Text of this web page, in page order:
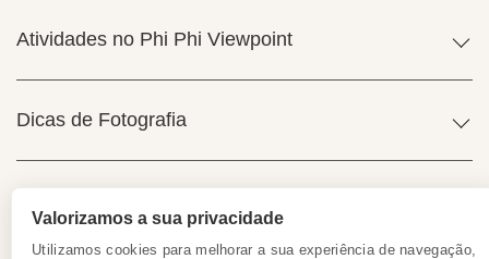
Atividades no Phi Phi Viewpoint
Dicas de Fotografia
Valorizamos a sua privacidade
Utilizamos cookies para melhorar a sua experiência de navegação,